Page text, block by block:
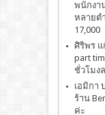
พนักงา
หลายต
17,000
ศิริพร แ
part
ชั่วโมง
เอมิกา
ร้าน
ค่ะ